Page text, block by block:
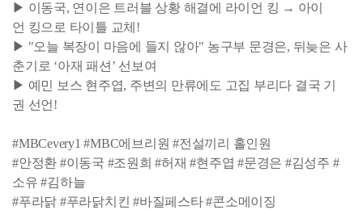
▶ 이동국, 연이은 트러블 상황 해결에 라이언 킹 → 아이
언 킹으로 타이틀 교체!
▶ "오늘 복장이 마음에 들지 않아" 농구부 문경은, 뒤늦은 사
춘기로 ‘아재 패션’ 선보여
▶ 예민 보스 현주엽, 주변의 만류에도 고집 부리다 결국 기
권 선언!
#MBCevery1 #MBC에브리원 #전설끼리 홀인원
#안정환 #이동국 #조원희 #허재 #현주엽 #문경은 #김성주 #
소유 #김하늘
#푸라닭 #푸라닭치킨 #바질페스타 #콘소메이징